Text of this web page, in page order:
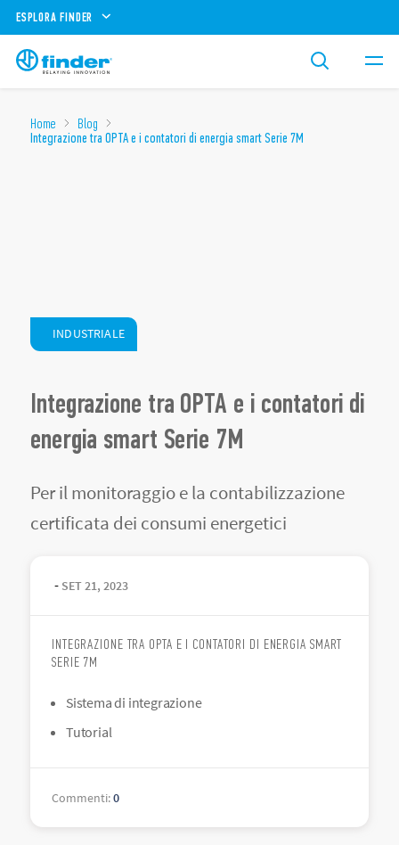
ESPLORA FINDER
Home
Blog
Integrazione tra OPTA e i contatori di energia smart Serie 7M
INDUSTRIALE
Integrazione tra OPTA e i contatori di
energia smart Serie 7M
Per il monitoraggio e la contabilizzazione
certificata dei consumi energetici
- SET 21, 2023
INTEGRAZIONE TRA OPTA E I CONTATORI DI ENERGIA SMART
SERIE 7M
Sistema di integrazione
Tutorial
Commenti:0